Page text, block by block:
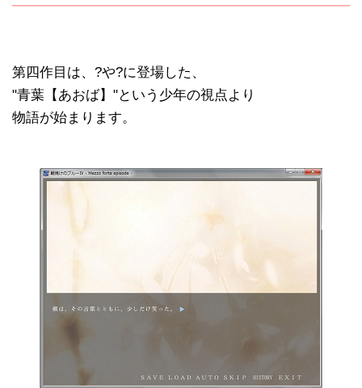
第四作目は、?や?に登場した、
"青葉【あおば】"という少年の視点より
物語が始まります。